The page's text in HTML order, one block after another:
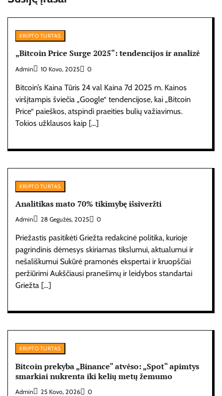
KRIPTO TURTAS
„Bitcoin Price Surge 2025“: tendencijos ir analizė
Admin 10 Kovo, 2025 0
Bitcoin’s Kaina Tūris 24 val Kaina 7d 2025 m. Kainos
viršįtampis šviečia „Google“ tendencijose, kai „Bitcoin
Price“ paieškos, atspindi praeities bulių važiavimus.
Tokios užklausos kaip […]
KRIPTO TURTAS
Analitikas mato 70% tikimybę išsiveržti
Admin 28 Gegužės, 2025 0
Priežastis pasitikėti Griežta redakcinė politika, kurioje
pagrindinis dėmesys skiriamas tikslumui, aktualumui ir
nešališkumui Sukūrė pramonės ekspertai ir kruopščiai
peržiūrimi Aukščiausi pranešimų ir leidybos standartai
Griežta […]
KRIPTO TURTAS
Bitcoin prekyba „Binance“ atvėso: „Spot“ apimtys
smarkiai nukrenta iki kelių metų žemumo
Admin 25 Kovo, 2026 0